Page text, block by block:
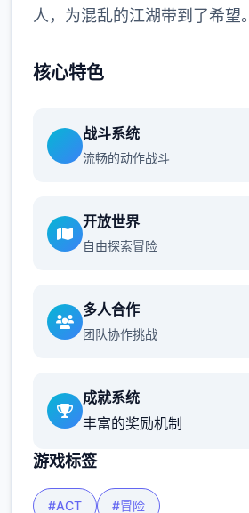
人，为混乱的江湖带到了希望。
核心特色
战斗系统
流畅的动作战斗
开放世界
自由探索冒险
多人合作
团队协作挑战
成就系统
丰富的奖励机制
游戏标签
#ACT #冒险